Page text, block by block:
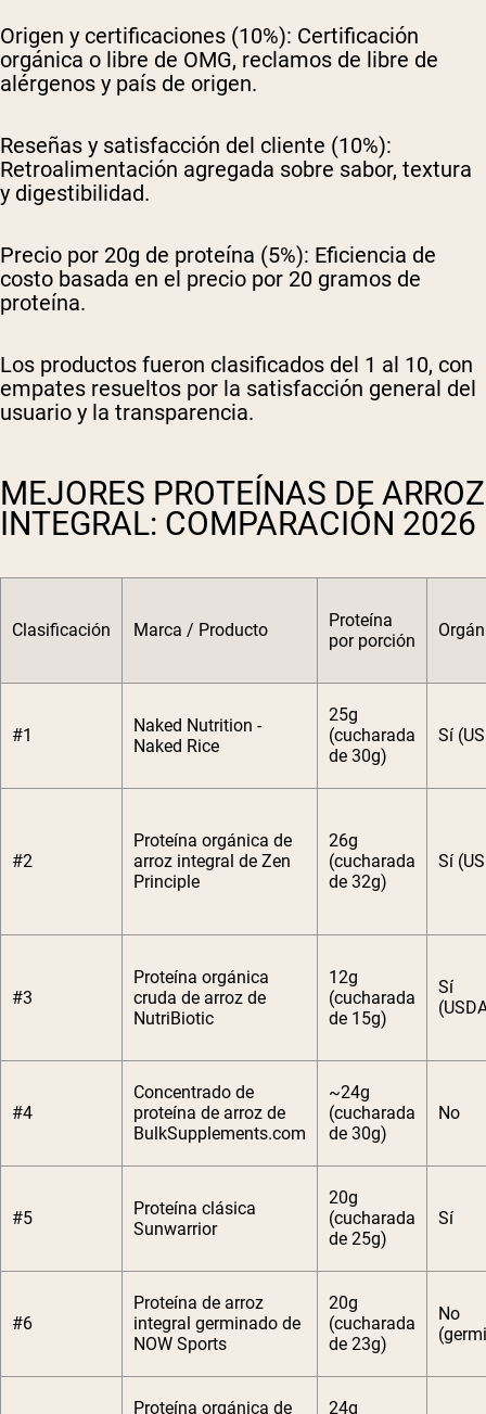
Origen y certificaciones (10%): Certificación
orgánica o libre de OMG, reclamos de libre de
alérgenos y país de origen.
Reseñas y satisfacción del cliente (10%):
Retroalimentación agregada sobre sabor, textura
y digestibilidad.
Precio por 20g de proteína (5%): Eficiencia de
costo basada en el precio por 20 gramos de
proteína.
Los productos fueron clasificados del 1 al 10, con
empates resueltos por la satisfacción general del
usuario y la transparencia.
MEJORES PROTEÍNAS DE ARROZ
INTEGRAL: COMPARACIÓN 2026
Clasificación Marca / Producto
Proteína
por porción
#1
Naked Nutrition -
Naked Rice
25g
(cucharada
de 30g)
Sí
#2
Proteína orgánica de
arroz integral de Zen
Principle
26g
(cucharada
de 32g)
Sí
#3
Proteína orgánica
cruda de arroz de
NutriBiotic
12g
(cucharada
de 15g)
Sí
#4
Concentrado de
proteína de arroz de
BulkSupplements.com
~24g
(cucharada
de 30g)
No
#5
Proteína clásica
Sunwarrior
20g
(cucharada
de 25g)
Sí
#6
Proteína de arroz
integral germinado de
NOW Sports
20g
(cucharada
de 23g)
No
Proteína orgánica de
24g